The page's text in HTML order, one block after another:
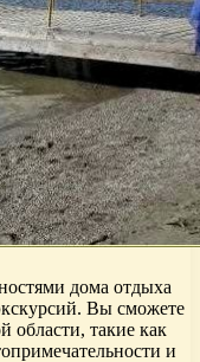
дома отдыха
Вы сможете
области, такие как
и